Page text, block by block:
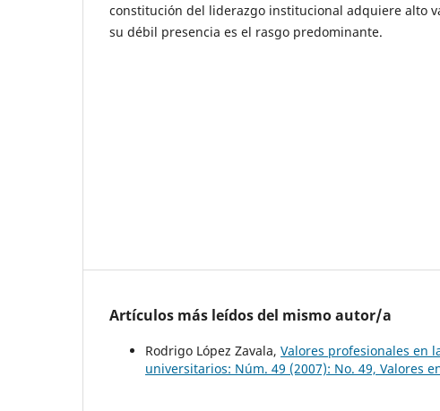
constitución del liderazgo institucional adquiere alto
su débil presencia es el rasgo predominante.
Artículos más leídos del mismo autor/a
Rodrigo López Zavala, Valores profesionales en
universitarios: Núm. 49 (2007): No. 49, Valores